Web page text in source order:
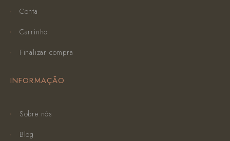
Conta
Carrinho
Finalizar compra
INFORMAÇÃO
Sobre nós
Blog